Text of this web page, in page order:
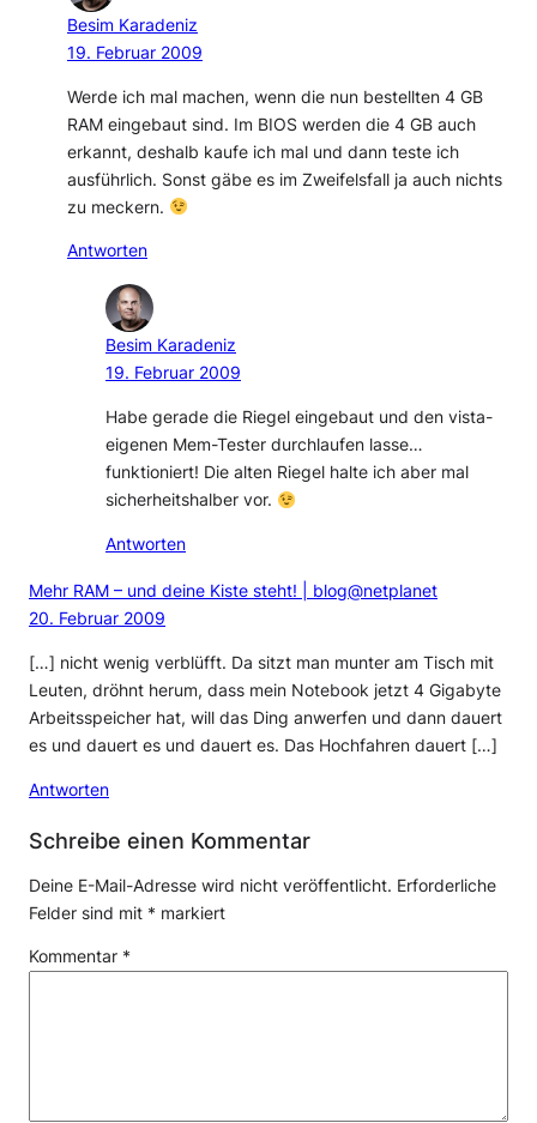
Besim Karadeniz
19. Februar 2009
Werde ich mal machen, wenn die nun bestellten 4 GB
RAM eingebaut sind. Im BIOS werden die 4 GB auch
erkannt, deshalb kaufe ich mal und dann teste ich
ausführlich. Sonst gäbe es im Zweifelsfall ja auch nichts
zu meckern.
Antworten
Besim Karadeniz
19. Februar 2009
Habe gerade die Riegel eingebaut und den vista-
eigenen Mem-Tester durchlaufen lasse…
funktioniert! Die alten Riegel halte ich aber mal
sicherheitshalber vor.
Antworten
Mehr RAM – und deine Kiste steht! | blog@netplanet
20. Februar 2009
[…] nicht wenig verblüfft. Da sitzt man munter am Tisch mit
Leuten, dröhnt herum, dass mein Notebook jetzt 4 Gigabyte
Arbeitsspeicher hat, will das Ding anwerfen und dann dauert
es und dauert es und dauert es. Das Hochfahren dauert […]
Antworten
Schreibe einen Kommentar
Deine E-Mail-Adresse wird nicht veröffentlicht. Erforderliche
Felder sind mit * markiert
Kommentar *